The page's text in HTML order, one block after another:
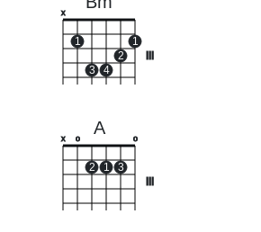
x
1
3 4
2
1
A
x o
2 1 3
o